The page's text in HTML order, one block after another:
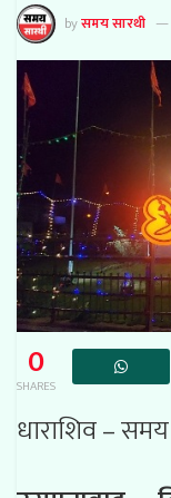
byसमय सारथी
0
SHARES
धाराशिव –